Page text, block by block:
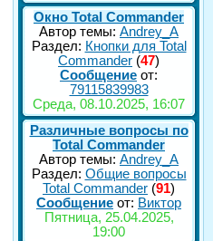
Окно Total Commander
Автор темы: Andrey_A
Раздел: Кнопки для Total
Commander (47)
Сообщение от:
79115839983
Среда, 08.10.2025, 16:07
Различные вопросы по
Total Commander
Автор темы: Andrey_A
Раздел: Общие вопросы
Total Commander (91)
Сообщение от: Виктор
Пятница, 25.04.2025,
19:00